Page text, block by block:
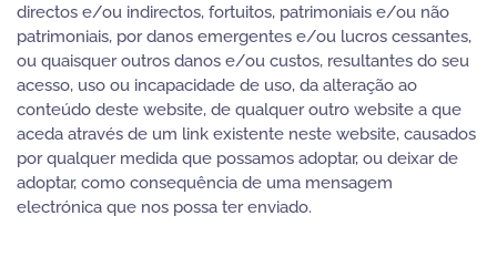
directos e/ou indirectos, fortuitos, patrimoniais e/ou não
patrimoniais, por danos emergentes e/ou lucros cessantes,
ou quaisquer outros danos e/ou custos, resultantes do seu
acesso, uso ou incapacidade de uso, da alteração ao
conteúdo deste website, de qualquer outro website a que
aceda através de um link existente neste website, causados
por qualquer medida que possamos adoptar, ou deixar de
adoptar, como consequência de uma mensagem
electrónica que nos possa ter enviado.